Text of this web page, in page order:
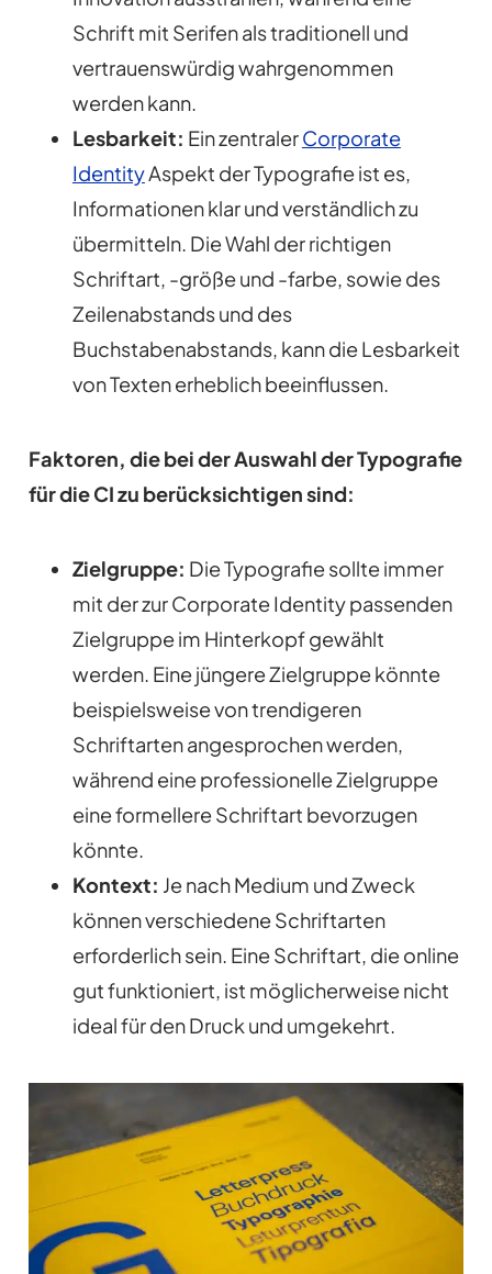
Schrift mit Serifen als traditionell und
vertrauenswürdig wahrgenommen
werden kann.
Lesbarkeit: Ein zentralerCorporate
IdentityAspekt der Typografie ist es,
Informationen klar und verständlich zu
übermitteln. Die Wahl der richtigen
Schriftart, -größe und -farbe, sowie des
Zeilenabstands und des
Buchstabenabstands, kann die Lesbarkeit
von Texten erheblich beeinflussen.
Faktoren, die bei der Auswahl der Typografie
für die CI zu berücksichtigen sind:
Zielgruppe: Die Typografie sollte immer
mit der zur Corporate Identity passenden
Zielgruppe im Hinterkopf gewählt
werden. Eine jüngere Zielgruppe könnte
beispielsweise von trendigeren
Schriftarten angesprochen werden,
während eine professionelle Zielgruppe
eine formellere Schriftart bevorzugen
könnte.
Kontext: Je nach Medium und Zweck
können verschiedene Schriftarten
erforderlich sein. Eine Schriftart, die online
gut funktioniert, ist möglicherweise nicht
ideal für den Druck und umgekehrt.